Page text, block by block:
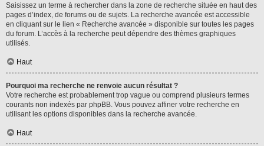
Saisissez un terme à rechercher dans la zone de recherche située en haut des
pages d’index, de forums ou de sujets. La recherche avancée est accessible
en cliquant sur le lien « Recherche avancée » disponible sur toutes les pages
du forum. L’accès à la recherche peut dépendre des thèmes graphiques
utilisés.
Haut
Pourquoi ma recherche ne renvoie aucun résultat ?
Votre recherche est probablement trop vague ou comprend plusieurs termes
courants non indexés par phpBB. Vous pouvez affiner votre recherche en
utilisant les options disponibles dans la recherche avancée.
Haut